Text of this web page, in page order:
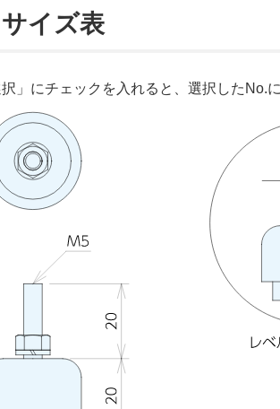
イズ表
」にチェックを入れると、選択したNo.